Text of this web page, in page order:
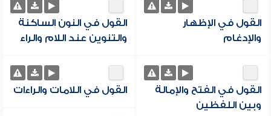
القول في الإظهار
والإدغام
القول في النون الساكنة
والتنوين عند اللام والراء
القول في الفتح والإمالة
وبين اللفظين
القول في اللامات والراءات